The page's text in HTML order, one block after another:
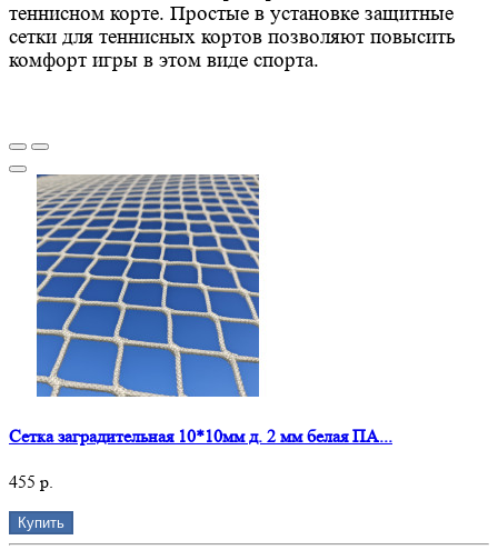
теннисном корте. Простые в установке защитные
сетки для теннисных кортов позволяют повысить
комфорт игры в этом виде спорта.
Сетка заградительная 10*10мм д. 2 мм белая ПА...
455 р.
Купить